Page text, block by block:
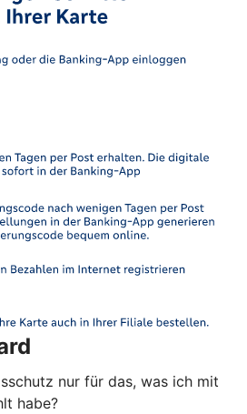
nur für das, was ich mit
habe?